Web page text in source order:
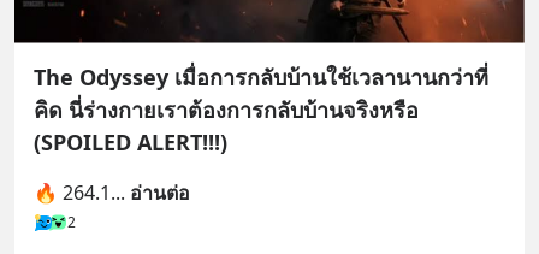
The Odyssey เมื่อการกลับบ้านใช้เวลานานกว่าที่
คิด นี่ร่างกายเราต้องการกลับบ้านจริงหรือ
(SPOILED ALERT!!!)
🔥 264.1... อ่านต่อ
2